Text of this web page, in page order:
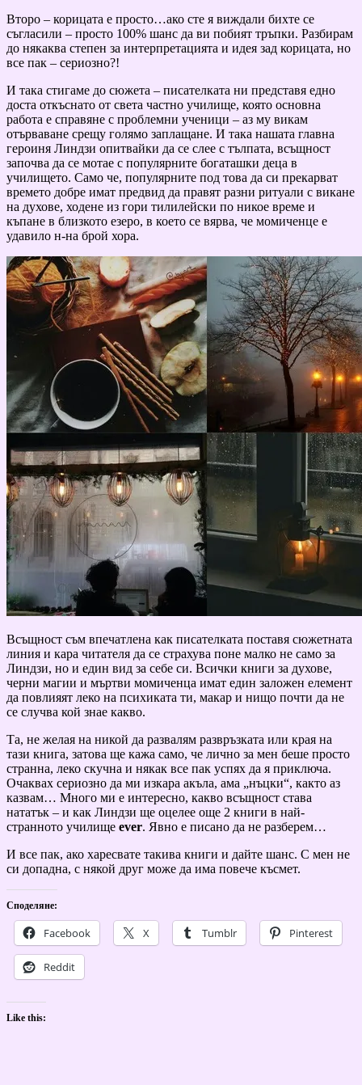
Второ – корицата е просто…ако сте я виждали бихте се
съгласили – просто 100% шанс да ви побият тръпки. Разбирам
до някаква степен за интерпретацията и идея зад корицата, но
все пак – сериозно?!
И така стигаме до сюжета – писателката ни представя едно
доста откъснато от света частно училище, която основна
работа е справяне с проблемни ученици – аз му викам
отърваване срещу голямо заплащане. И така нашата главна
героиня Линдзи опитвайки да се слее с тълпата, всъщност
започва да се мотае с популярните богаташки деца в
училището. Само че, популярните под това да си прекарват
времето добре имат предвид да правят разни ритуали с викане
на духове, ходене из гори тилилейски по никое време и
къпане в близкото езеро, в което се вярва, че момиченце е
удавило н-на брой хора.
Всъщност съм впечатлена как писателката поставя сюжетната
линия и кара читателя да се страхува поне малко не само за
Линдзи, но и един вид за себе си. Всички книги за духове,
черни магии и мъртви момиченца имат един заложен елемент
да повлияят леко на психиката ти, макар и нищо почти да не
се случва кой знае какво.
Та, не желая на никой да развалям развръзката или края на
тази книга, затова ще кажа само, че лично за мен беше просто
странна, леко скучна и някак все пак успях да я приключа.
Очаквах сериозно да ми изкара акъла, ама „нъцки“, както аз
казвам… Много ми е интересно, какво всъщност става
нататък – и как Линдзи ще оцелее още 2 книги в най-
странното училище ever. Явно е писано да не разберем…
И все пак, ако харесвате такива книги и дайте шанс. С мен не
си допадна, с някой друг може да има повече късмет.
Споделяне:
Facebook X Tumblr Pinterest
Reddit
Like this: